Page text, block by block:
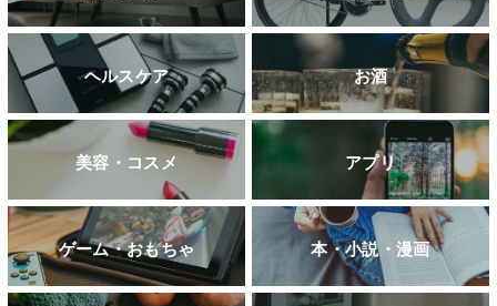
ヘルスケア お酒
美容・コスメ アプリ
ゲーム・おもちゃ 本・小説・漫画